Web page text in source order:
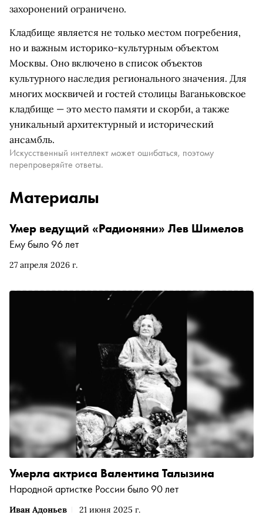
захоронений ограничено.
Кладбище является не только местом погребения,
но и важным историко-культурным объектом
Москвы. Оно включено в список объектов
культурного наследия регионального значения. Для
многих москвичей и гостей столицы Ваганьковское
кладбище — это место памяти и скорби, а также
уникальный архитектурный и исторический
ансамбль.
Искусственный интеллект может ошибаться, поэтому
перепроверяйте ответы.
Материалы
27 апреля 2026 г.
Умер ведущий «Радионяни» Лев Шимелов
Ему было 96 лет
Иван Адоньев 21 июня 2025 г.
Умерла актриса Валентина Талызина
Народной артистке России было 90 лет